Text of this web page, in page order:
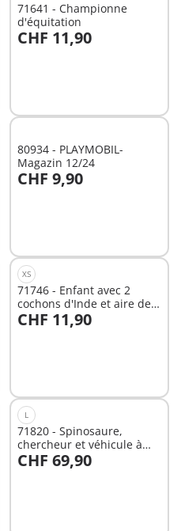
71641 - Championne
d'équitation
CHF 11,90
Au panier
80934 - PLAYMOBIL-
Magazin 12/24
CHF 9,90
Au panier
XS
71746 - Enfant avec 2
cochons d'Inde et aire de
jeux
CHF 11,90
Au panier
L
71820 - Spinosaure,
chercheur et véhicule à
grue pivotante
CHF 69,90
Au panier